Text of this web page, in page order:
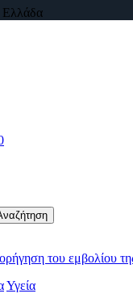
Ελλάδα
του εμβολίου
Υγεία